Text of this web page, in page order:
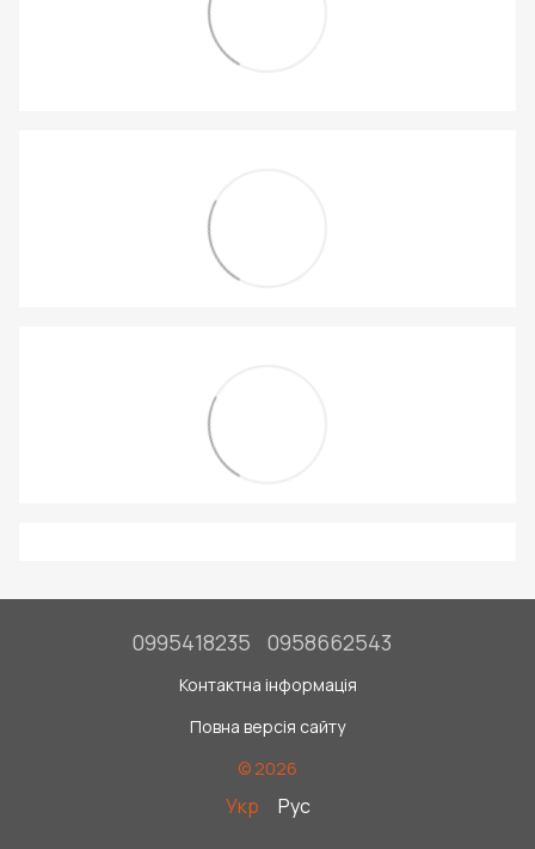
0995418235 0958662543
Контактна інформація
Повна версія сайту
© 2026
Укр Рус